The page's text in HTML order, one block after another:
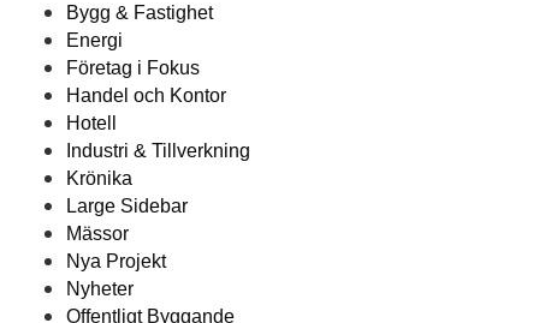
Bygg & Fastighet
Energi
Företag i Fokus
Handel och Kontor
Hotell
Industri & Tillverkning
Krönika
Large Sidebar
Mässor
Nya Projekt
Nyheter
Offentligt Byggande